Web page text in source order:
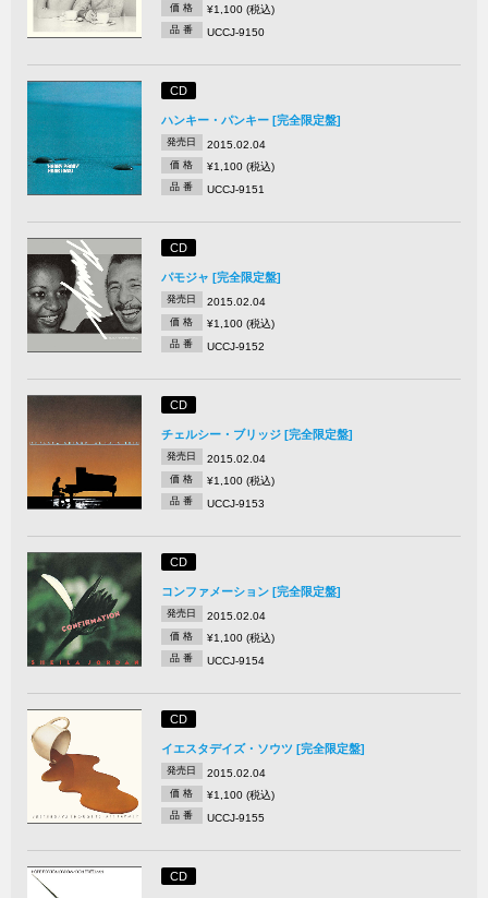
価 格 ¥1,100 (税込)
品 番 UCCJ-9150
CD
ハンキー・パンキー [完全限定盤]
発売日 2015.02.04
価 格 ¥1,100 (税込)
品 番 UCCJ-9151
CD
パモジャ [完全限定盤]
発売日 2015.02.04
価 格 ¥1,100 (税込)
品 番 UCCJ-9152
CD
チェルシー・ブリッジ [完全限定盤]
発売日 2015.02.04
価 格 ¥1,100 (税込)
品 番 UCCJ-9153
CD
コンファメーション [完全限定盤]
発売日 2015.02.04
価 格 ¥1,100 (税込)
品 番 UCCJ-9154
CD
イエスタデイズ・ソウツ [完全限定盤]
発売日 2015.02.04
価 格 ¥1,100 (税込)
品 番 UCCJ-9155
CD